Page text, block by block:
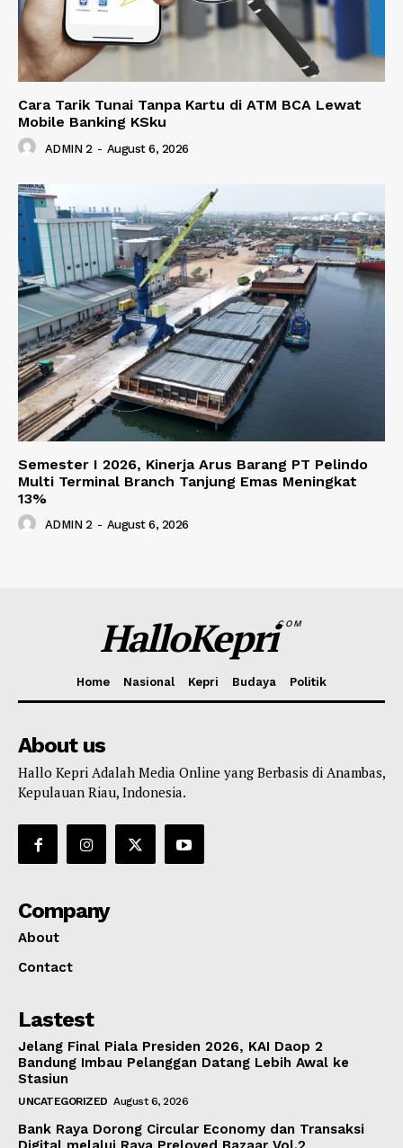
Cara Tarik Tunai Tanpa Kartu di ATM BCA Lewat
Mobile Banking KSku
ADMIN 2 - August 6, 2026
Semester I 2026, Kinerja Arus Barang PT Pelindo
Multi Terminal Branch Tanjung Emas Meningkat
13%
ADMIN 2 - August 6, 2026
HalloKepriCOM
Home Nasional Kepri Budaya Politik
About us
Hallo Kepri Adalah Media Online yang Berbasis di Anambas,
Kepulauan Riau, Indonesia.
Company
About
Contact
Lastest
Jelang Final Piala Presiden 2026, KAI Daop 2
Bandung Imbau Pelanggan Datang Lebih Awal ke
Stasiun
UNCATEGORIZED August 6, 2026
Bank Raya Dorong Circular Economy dan Transaksi